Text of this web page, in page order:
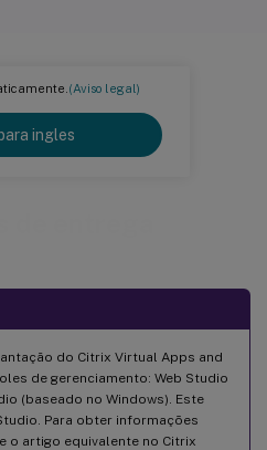
(Aviso legal)
ingles
do Citrix Virtual Apps and
de gerenciamento: Web Studio
(baseado no Windows). Este
Para obter informações
o artigo equivalente no Citrix